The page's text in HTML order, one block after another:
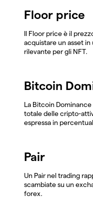
Floor price
Il Floor price è il
acquistare un asset
rilevante per gli NFT.
Bitcoin
La Bitcoin
totale delle cripto-
espressa in
Pair
Un Pair nel trading
scambiate su un
forex.